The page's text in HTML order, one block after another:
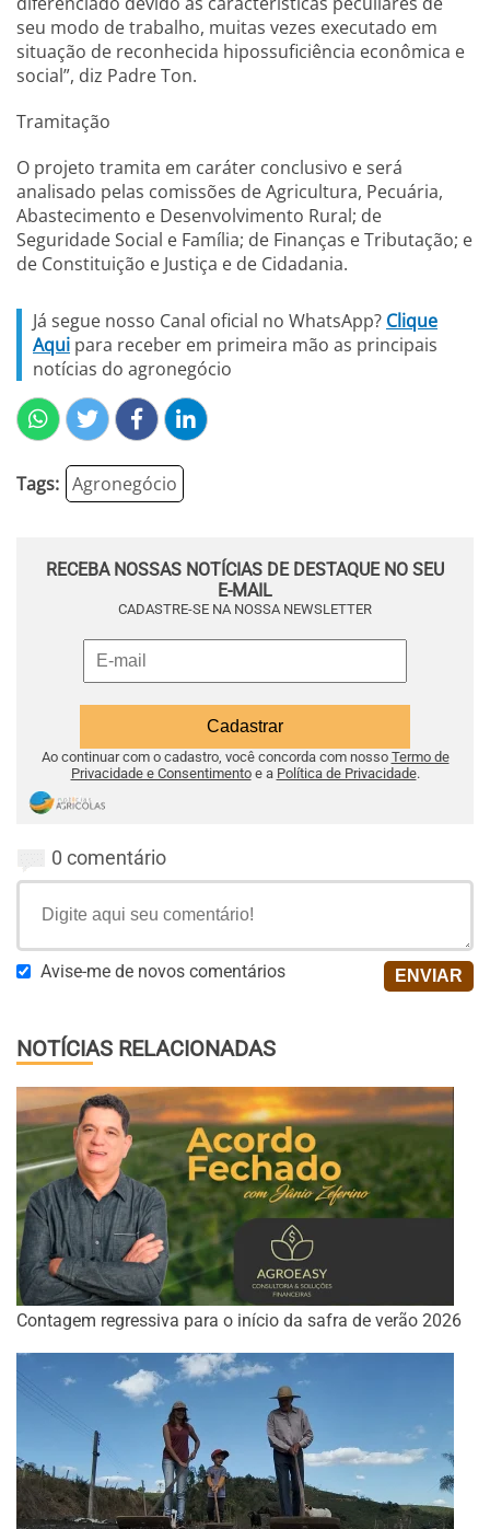
seu modo de trabalho, muitas vezes executado em
situação de reconhecida hipossuficiência econômica e
social”, diz Padre Ton.
Tramitação
O projeto tramita em caráter conclusivo e será
analisado pelas comissões de Agricultura, Pecuária,
Abastecimento e Desenvolvimento Rural; de
Seguridade Social e Família; de Finanças e Tributação; e
de Constituição e Justiça e de Cidadania.
Já segue nosso Canal oficial no WhatsApp? Clique
Aqui para receber em primeira mão as principais
notícias do agronegócio
Tags: Agronegócio
RECEBA NOSSAS NOTÍCIAS DE DESTAQUE NO SEU
E-MAIL
CADASTRE-SE NA NOSSA NEWSLETTER
Ao continuar com o cadastro, você concorda com nosso Termo de
Privacidade e Consentimentoe a Política de Privacidade.
0 comentário
Avise-me de novos comentários
NOTÍCIAS RELACIONADAS
Contagem regressiva para o início da safra de verão 2026